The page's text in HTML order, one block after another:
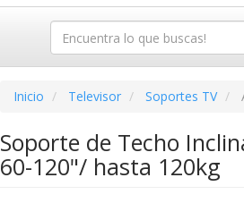
Inicio Televisor Soportes TV
Soporte de Techo
60-120"/ hasta 120kg